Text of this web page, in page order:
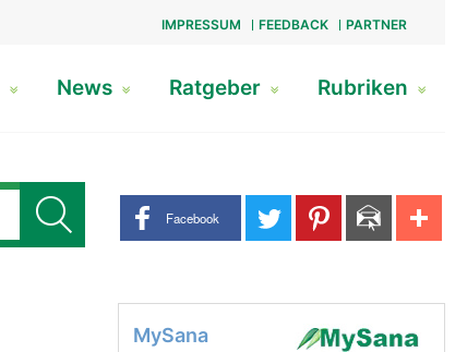
IMPRESSUM FEEDBACK PARTNER
News Ratgeber Rubriken
Share buttons
Facebook
MySana